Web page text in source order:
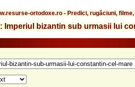
ortodoxe.ro - Predici, rugăciuni,
Imperiul bizantin sub urmasii lui